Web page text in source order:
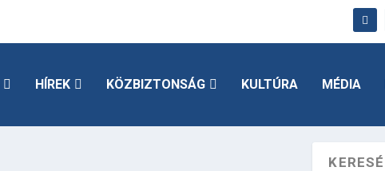
HÍREK KÖZBIZTONSÁG KULTÚRA MÉDIA